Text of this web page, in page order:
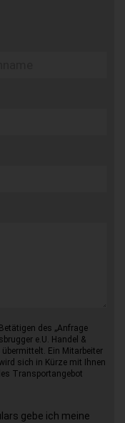
des „Anfrage
e.U. Handel &
Ein Mitarbeiter
sich in Kürze mit Ihnen
Transportangebot
gebe ich meine